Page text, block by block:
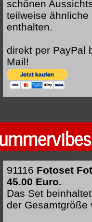
schönen
teilweise
enthalten.
direkt per PayPal
Mail!
91116 Fotoset
45.00 Euro.
Das Set
der Gesamtgröße